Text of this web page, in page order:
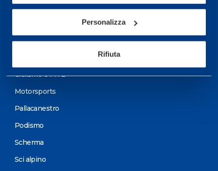
Personalizza
Rifiuta
Programmazione Allenamento
Sport
Ciclismo e MTB
Motorsports
Pallacanestro
Podismo
Scherma
Sci alpino